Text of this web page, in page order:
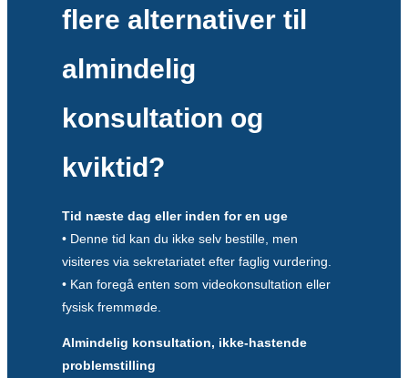
flere alternativer til
almindelig
konsultation og
kviktid?
Tid næste dag eller inden for en uge
• Denne tid kan du ikke selv bestille, men
visiteres via sekretariatet efter faglig vurdering.
• Kan foregå enten som videokonsultation eller
fysisk fremmøde.
Almindelig konsultation, ikke-hastende
problemstilling